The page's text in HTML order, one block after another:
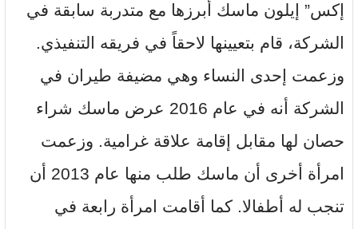
إكس” إيلون ماسك أبرزها مع متدربة سابقة في
الشركة، قام بتعيينها لاحقاً في فريقه التنفيذي.
وزعمت إحدى النساء وهي مضيفة طيران في
الشركة أنه في عام 2016 عرض ماسك شراء
حصان لها مقابل إقامة علاقة غرامية. وزعمت
امرأة أخرى أن ماسك طلب منها عام 2013 أن
تنجب له أطفالا. كما أقامت امرأة رابعة في